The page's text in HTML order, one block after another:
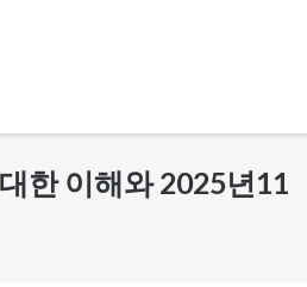
한 이해와 2025년11